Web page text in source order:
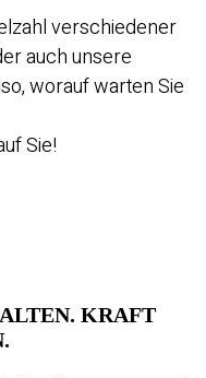
verschiedener
auch unsere
worauf warten Sie
Sie!
KRAFT